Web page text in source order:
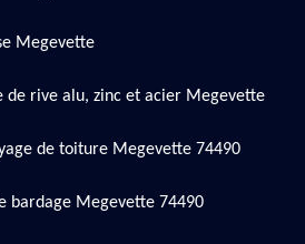
Megevette
de rive alu, zinc et acier Megevette
de toiture Megevette 74490
bardage Megevette 74490